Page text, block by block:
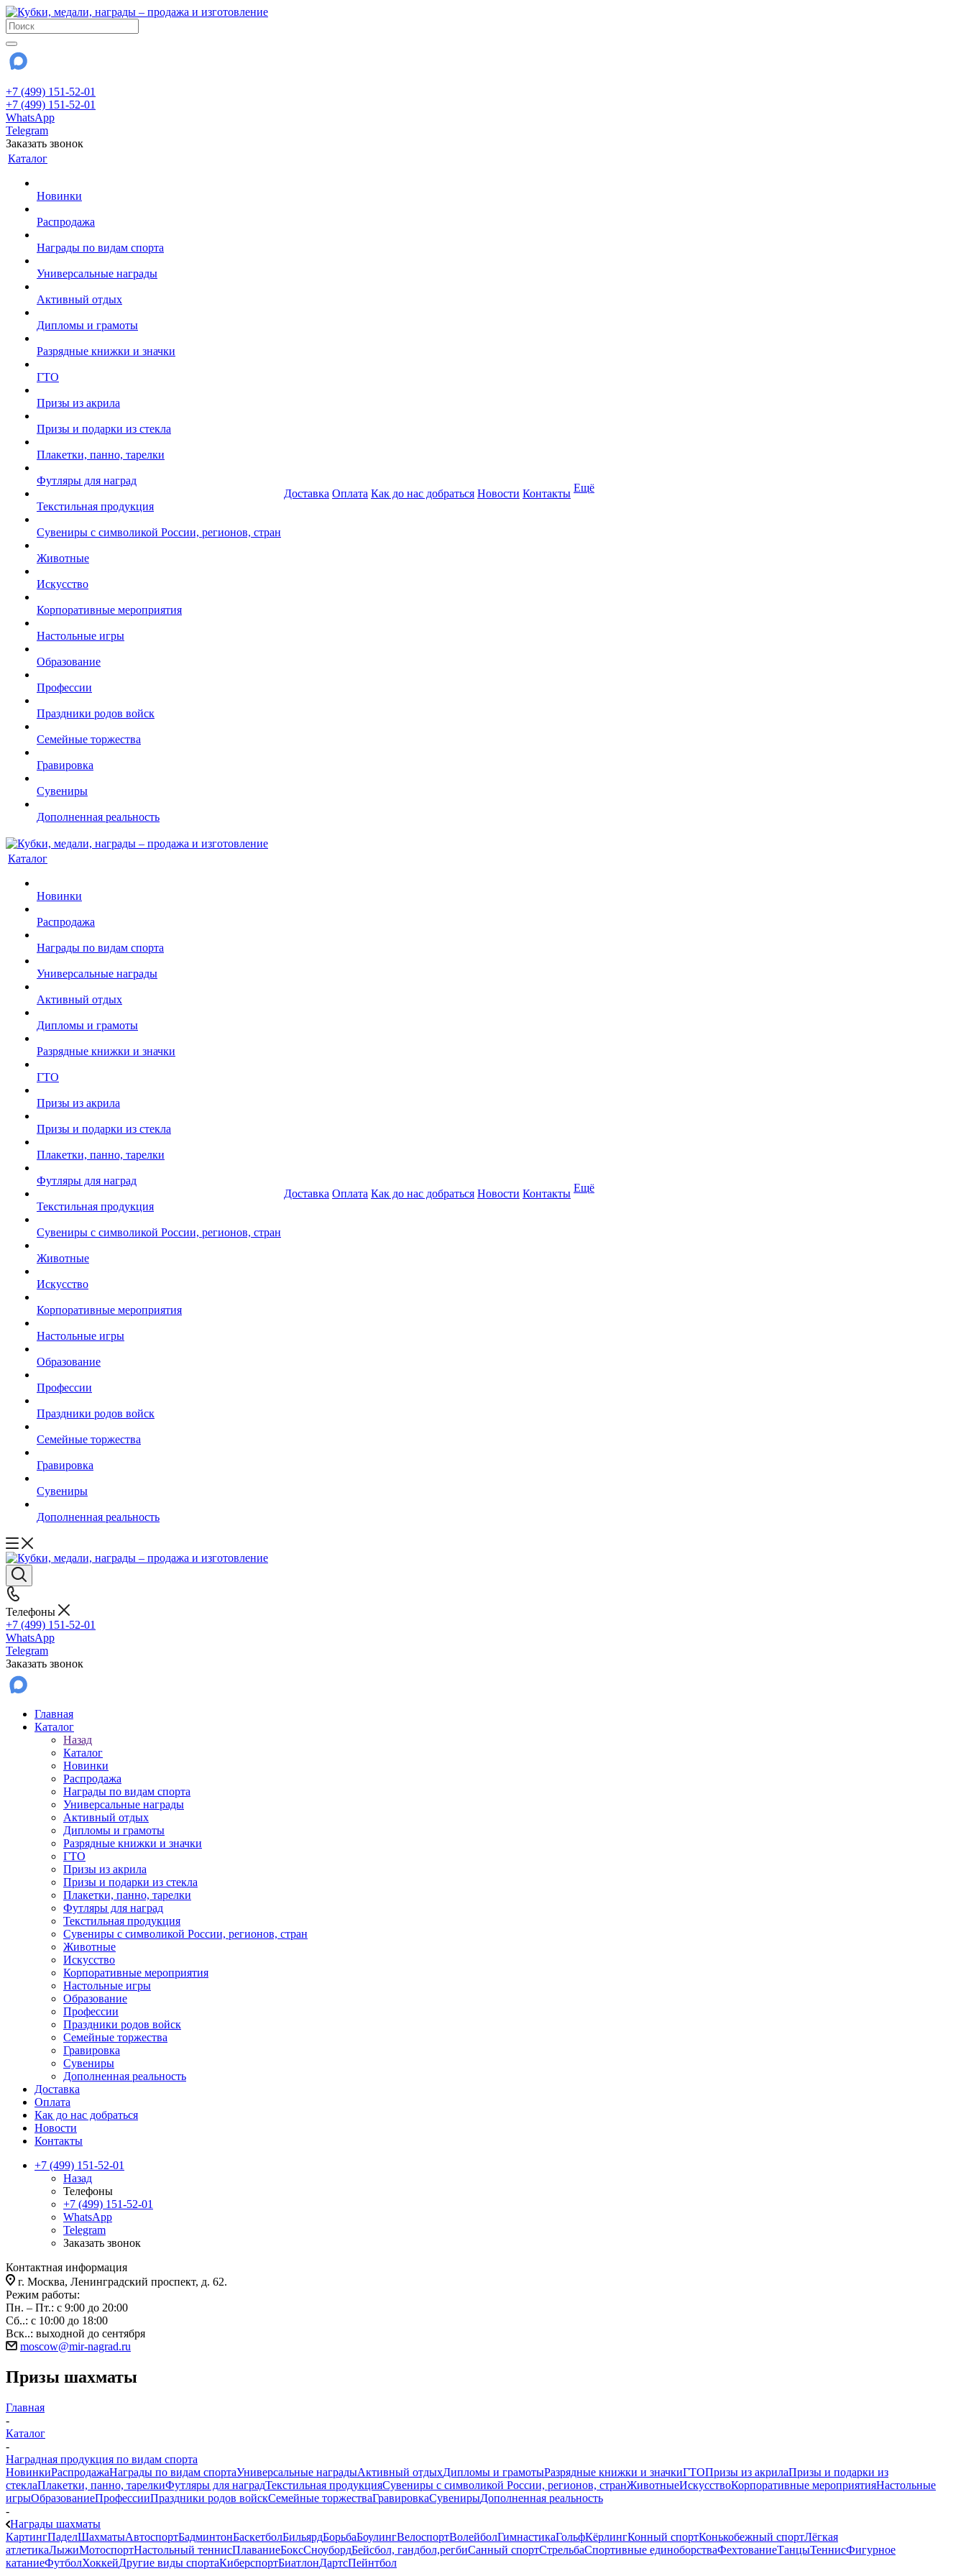
+7 (499) 151-52-01
+7 (499) 151-52-01
WhatsApp
Telegram
Заказать звонок
Каталог
Новинки
Распродажа
Награды по видам спорта
Универсальные награды
Активный отдых
Дипломы и грамоты
Разрядные книжки и значки
ГТО
Призы из акрила
Призы и подарки из стекла
Плакетки, панно, тарелки
Футляры для наград
Текстильная продукция
Сувениры с символикой России, регионов, стран
Животные
Искусство
Корпоративные мероприятия
Настольные игры
Образование
Профессии
Праздники родов войск
Семейные торжества
Гравировка
Сувениры
Дополненная реальность
Доставка Оплата Как до нас добраться Новости Контакты Ещё
Каталог
Новинки
Распродажа
Награды по видам спорта
Универсальные награды
Активный отдых
Дипломы и грамоты
Разрядные книжки и значки
ГТО
Призы из акрила
Призы и подарки из стекла
Плакетки, панно, тарелки
Футляры для наград
Текстильная продукция
Сувениры с символикой России, регионов, стран
Животные
Искусство
Корпоративные мероприятия
Настольные игры
Образование
Профессии
Праздники родов войск
Семейные торжества
Гравировка
Сувениры
Дополненная реальность
Доставка Оплата Как до нас добраться Новости Контакты Ещё
Телефоны
+7 (499) 151-52-01
WhatsApp
Telegram
Заказать звонок
Главная
Каталог
Назад
Каталог
Новинки
Распродажа
Награды по видам спорта
Универсальные награды
Активный отдых
Дипломы и грамоты
Разрядные книжки и значки
ГТО
Призы из акрила
Призы и подарки из стекла
Плакетки, панно, тарелки
Футляры для наград
Текстильная продукция
Сувениры с символикой России, регионов, стран
Животные
Искусство
Корпоративные мероприятия
Настольные игры
Образование
Профессии
Праздники родов войск
Семейные торжества
Гравировка
Сувениры
Дополненная реальность
Доставка
Оплата
Как до нас добраться
Новости
Контакты
+7 (499) 151-52-01
Назад
Телефоны
+7 (499) 151-52-01
WhatsApp
Telegram
Заказать звонок
Контактная информация
г. Москва, Ленинградский проспект, д. 62.
Режим работы:
Пн. – Пт.: с 9:00 до 20:00
Сб..: с 10:00 до 18:00
Вск..: выходной до сентября
moscow@mir-nagrad.ru
Призы шахматы
Главная
-
Каталог
-
Наградная продукция по видам спорта
НовинкиРаспродажаНаграды по видам спортаУниверсальные наградыАктивный отдыхДипломы и грамотыРазрядные книжки и значкиГТОПризы из акрилаПризы и подарки из
стеклаПлакетки, панно, тарелкиФутляры для наградТекстильная продукцияСувениры с символикой России, регионов, странЖивотныеИскусствоКорпоративные мероприятияНастольные
игрыОбразованиеПрофессииПраздники родов войскСемейные торжестваГравировкаСувенирыДополненная реальность
-
Награды шахматы
КартингПаделШахматыАвтоспортБадминтонБаскетболБильярдБорьбаБоулингВелоспортВолейболГимнастикаГольфКёрлингКонный спортКонькобежный спортЛёгкая
атлетикаЛыжиМотоспортНастольный теннисПлаваниеБоксСноубордБейсбол, гандбол,регбиСанный спортСтрельбаСпортивные единоборстваФехтованиеТанцыТеннисФигурное
катаниеФутболХоккейДругие виды спортаКиберспортБиатлонДартсПейнтбол